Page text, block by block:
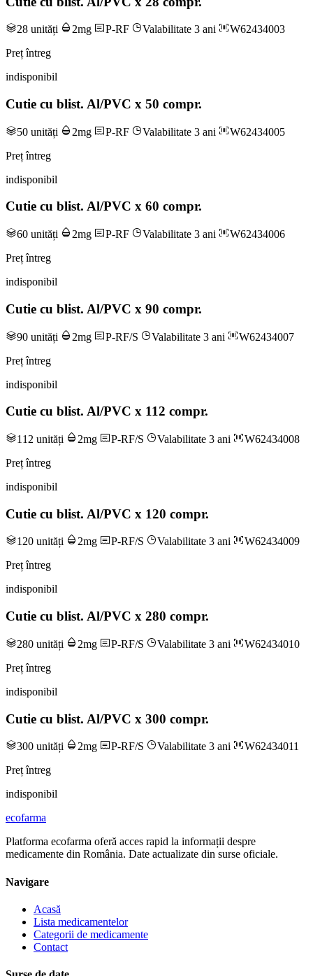
28 unități 2mg P-RF Valabilitate 3 ani
W62434003
Preț întreg
indisponibil
Cutie cu blist. Al/PVC x 50 compr.
50 unități 2mg P-RF Valabilitate 3 ani
W62434005
Preț întreg
indisponibil
Cutie cu blist. Al/PVC x 60 compr.
60 unități 2mg P-RF Valabilitate 3 ani
W62434006
Preț întreg
indisponibil
Cutie cu blist. Al/PVC x 90 compr.
90 unități 2mg P-RF/S Valabilitate 3 ani
W62434007
Preț întreg
indisponibil
Cutie cu blist. Al/PVC x 112 compr.
112 unități 2mg P-RF/S Valabilitate 3 ani
W62434008
Preț întreg
indisponibil
Cutie cu blist. Al/PVC x 120 compr.
120 unități 2mg P-RF/S Valabilitate 3 ani
W62434009
Preț întreg
indisponibil
Cutie cu blist. Al/PVC x 280 compr.
280 unități 2mg P-RF/S Valabilitate 3 ani
W62434010
Preț întreg
indisponibil
Cutie cu blist. Al/PVC x 300 compr.
300 unități 2mg P-RF/S Valabilitate 3 ani
W62434011
Preț întreg
indisponibil
ecofarma
Platforma ecofarma oferă acces rapid la informații despre
medicamente din România. Date actualizate din surse oficiale.
Navigare
Acasă
Lista medicamentelor
Categorii de medicamente
Contact